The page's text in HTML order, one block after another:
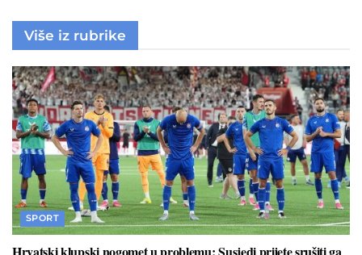
Više iz rubrike
SPORT